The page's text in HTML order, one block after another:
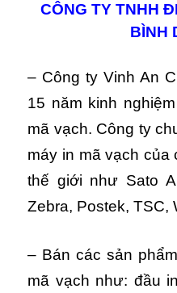
CÔNG TY TNHH
BÌNH
– Công ty Vinh An
15 năm kinh
mã vạch. Công ty
máy in mã vạch của
thế giới như Sato
Zebra, Postek,
– Bán các sản
mã vạch như: đầu